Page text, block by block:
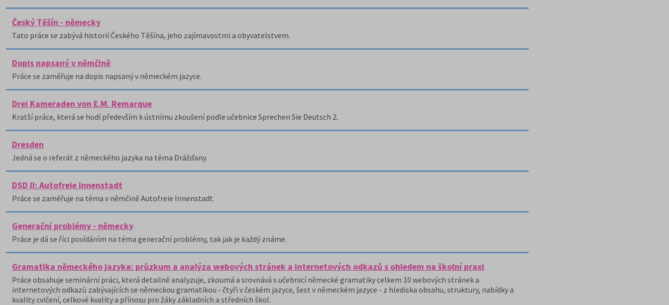
Český Těšín - německy
Tato práce se zabývá historií Českého Těšína, jeho zajímavostmi a obyvatelstvem.
Dopis napsaný v němčině
Práce se zaměřuje na dopis napsaný v německém jazyce.
Drei Kameraden von E.M. Remarque
Kratší práce, která se hodí především k ústnímu zkoušení podle učebnice Sprechen Sie Deutsch 2.
Dresden
Jedná se o referát z německého jazyka na téma Drážďany.
DSD II: Autofreie Innenstadt
Práce se zaměřuje na téma v němčině Autofreie Innenstadt.
Generační problémy - německy
Práce je dá se říci povídáním na téma generační problémy, tak jak je každý známe.
Gramatika německého jazyka: průzkum a analýza webových stránek a internetových odkazů s ohledem na školní praxi
Práce obsahuje seminární práci, která detailně analyzuje, zkoumá a srovnává s učebnicí německé gramatiky celkem 10 webových stránek a
internetových odkazů zabývajících se německou gramatikou - čtyři v českém jazyce, šest v německém jazyce - z hlediska obsahu, struktury, nabídky a
kvality cvičení, celkové kvality a přínosu pro žáky základních a středních škol.